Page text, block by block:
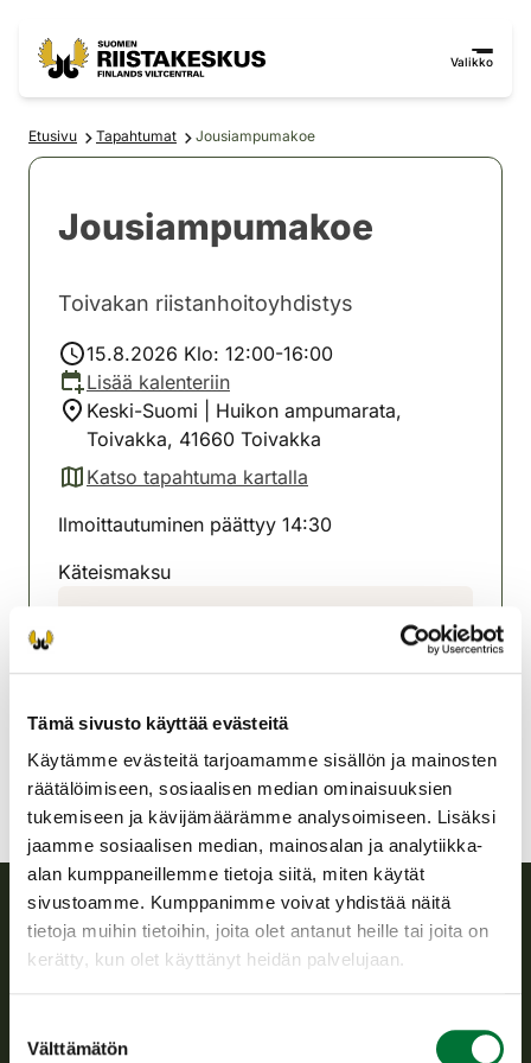
Tämä sivusto käyttää evästeitä
Käytämme evästeitä tarjoamamme sisällön ja mainosten
räätälöimiseen, sosiaalisen median ominaisuuksien
tukemiseen ja kävijämäärämme analysoimiseen. Lisäksi
jaamme sosiaalisen median, mainosalan ja analytiikka-
alan kumppaneillemme tietoja siitä, miten käytät
sivustoamme. Kumppanimme voivat yhdistää näitä
tietoja muihin tietoihin, joita olet antanut heille tai joita on
kerätty, kun olet käyttänyt heidän palvelujaan.
valinta
Välttämätön
Valikko
Etusivu Tapahtumat Jousiampumakoe
Jousiampumakoe
Toivakan riistanhoitoyhdistys
15.8.2026 Klo: 12:00-16:00
Lisää kalenteriin
Keski-Suomi | Huikon ampumarata,
Toivakka, 41660 Toivakka
Katso tapahtuma kartalla
(avautuu uuteen välilehteen)
Ilmoittautuminen päättyy 14:30
Käteismaksu
toivakka@rhy.riista.fi
Suomen riistakeskus
riistanhoitoyhdistysten toimintaa ja huolehtii riistapolitiikan
toimeenpanosta sekä vastaa sille säädetyistä julkisista